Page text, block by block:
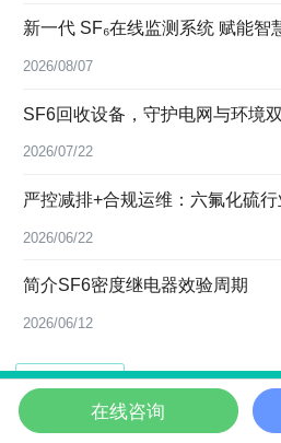
新一代 SF₆在线监测系统 赋能智
2026/08/07
SF6回收设备，守护电网与环境
2026/07/22
严控减排+合规运维：六氟化硫
2026/06/22
简介SF6密度继电器效验周期
2026/06/12
首页 电话咨询
在线咨询